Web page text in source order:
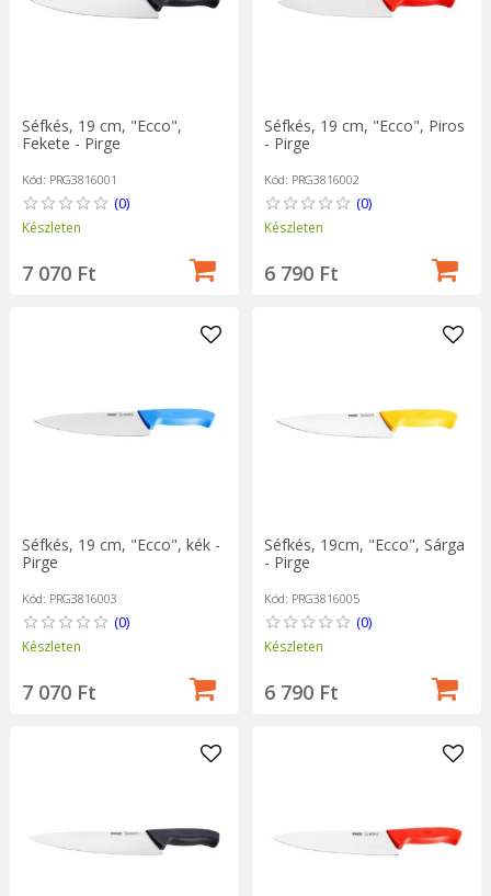
Séfkés, 19 cm, "Ecco",
Fekete - Pirge
Kód: PRG3816001
(0)
Készleten
7 070 Ft
Séfkés, 19 cm, "Ecco", Piros
- Pirge
Kód: PRG3816002
(0)
Készleten
6 790 Ft
Séfkés, 19 cm, "Ecco", kék -
Pirge
Kód: PRG3816003
(0)
Készleten
7 070 Ft
Séfkés, 19cm, "Ecco", Sárga
- Pirge
Kód: PRG3816005
(0)
Készleten
6 790 Ft